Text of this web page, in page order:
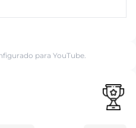
para YouTube.